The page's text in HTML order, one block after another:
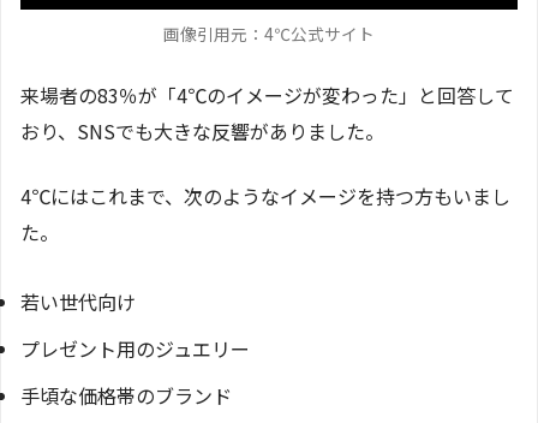
画像引用元：4℃公式サイト
来場者の83％が「4℃のイメージが変わった」と回答して
おり、SNSでも大きな反響がありました。
4℃にはこれまで、次のようなイメージを持つ方もいまし
た。
若い世代向け
プレゼント用のジュエリー
手頃な価格帯のブランド